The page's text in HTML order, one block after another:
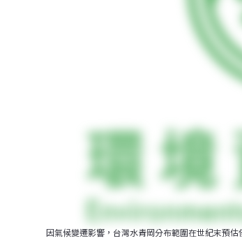
因氣候變遷影響，台灣水青岡分布範圍在世紀末預